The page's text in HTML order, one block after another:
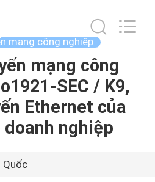
mạng công nghiệp
mạng công
SEC / K9,
Ethernet của
doanh nghiệp
Quốc